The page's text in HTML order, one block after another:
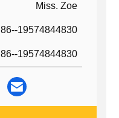
Miss. Zoe
86--19574844830
86--19574844830